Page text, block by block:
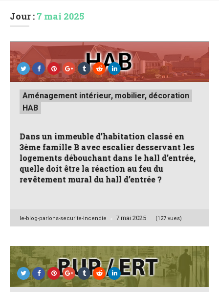
Jour : 7 mai 2025
Posted
inAménagement intérieur, mobilier, décoration
HAB
Dans un immeuble d’habitation classé en
3ème famille B avec escalier desservant les
logements débouchant dans le hall d’entrée,
quelle doit être la réaction au feu du
revêtement mural du hall d’entrée ?
Posted
le-blog-parlons-securite-incendie 7 mai 2025 (127 vues)